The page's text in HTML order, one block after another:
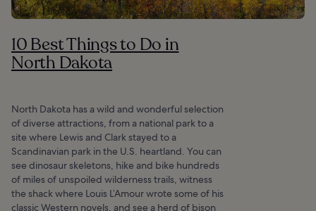
10 Best Things to Do in
North Dakota
North Dakota has a wild and wonderful selection
of diverse attractions, from a national park to a
site where Lewis and Clark stayed to a
Scandinavian park in the U.S. heartland. You can
see dinosaur skeletons, hike and bike hundreds
of miles of unspoiled wilderness trails, witness
the shack where Louis L’Amour wrote some of his
classic Western novels, and see a herd of bison